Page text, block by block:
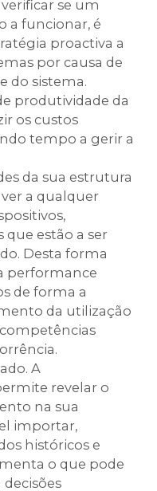
se um
a funcionar, é
proactiva a
por causa de
do sistema.
produtividade da
os custos
tempo a gerir a
da sua estrutura
a qualquer
que estão a ser
Desta forma
performance
de forma a
da utilização
A
revelar o
na sua
importar,
históricos e
o que pode